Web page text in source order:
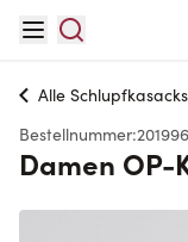
Alle Schlupfkasacks
Bestellnummer:201996
Damen OP-